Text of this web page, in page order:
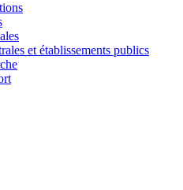
et établissements publics